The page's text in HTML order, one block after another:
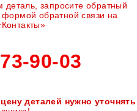
запросите обратный
формой обратной связи на
90-03
деталей нужно уточнять